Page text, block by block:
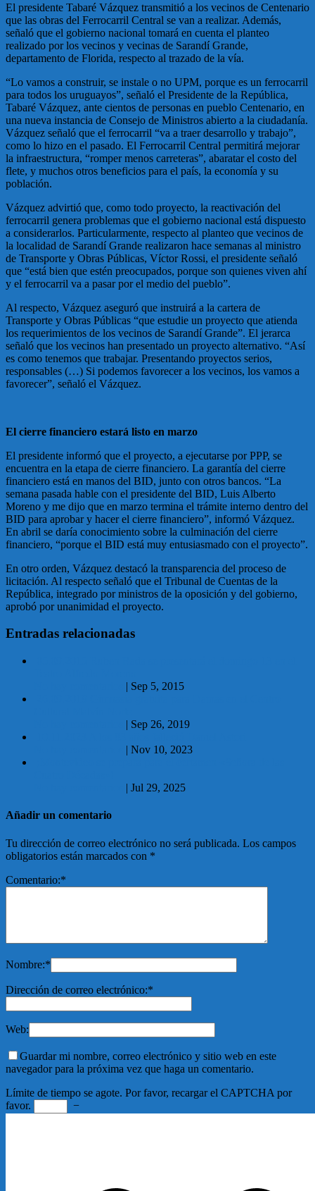
El presidente Tabaré Vázquez transmitió a los vecinos de Centenario
que las obras del Ferrocarril Central se van a realizar. Además,
señaló que el gobierno nacional tomará en cuenta el planteo
realizado por los vecinos y vecinas de Sarandí Grande,
departamento de Florida, respecto al trazado de la vía.
“Lo vamos a construir, se instale o no UPM, porque es un ferrocarril
para todos los uruguayos”, señaló el Presidente de la República,
Tabaré Vázquez, ante cientos de personas en pueblo Centenario, en
una nueva instancia de Consejo de Ministros abierto a la ciudadanía.
Vázquez señaló que el ferrocarril “va a traer desarrollo y trabajo”,
como lo hizo en el pasado. El Ferrocarril Central permitirá mejorar
la infraestructura, “romper menos carreteras”, abaratar el costo del
flete, y muchos otros beneficios para el país, la economía y su
población.
Vázquez advirtió que, como todo proyecto, la reactivación del
ferrocarril genera problemas que el gobierno nacional está dispuesto
a considerarlos. Particularmente, respecto al planteo que vecinos de
la localidad de Sarandí Grande realizaron hace semanas al ministro
de Transporte y Obras Públicas, Víctor Rossi, el presidente señaló
que “está bien que estén preocupados, porque son quienes viven ahí
y el ferrocarril va a pasar por el medio del pueblo”.
Al respecto, Vázquez aseguró que instruirá a la cartera de
Transporte y Obras Públicas “que estudie un proyecto que atienda
los requerimientos de los vecinos de Sarandí Grande”. El jerarca
señaló que los vecinos han presentado un proyecto alternativo. “Así
es como tenemos que trabajar. Presentando proyectos serios,
responsables (…) Si podemos favorecer a los vecinos, los vamos a
favorecer”, señaló el Vázquez.
El cierre financiero estará listo en marzo
El presidente informó que el proyecto, a ejecutarse por PPP, se
encuentra en la etapa de cierre financiero. La garantía del cierre
financiero está en manos del BID, junto con otros bancos. “La
semana pasada hable con el presidente del BID, Luis Alberto
Moreno y me dijo que en marzo termina el trámite interno dentro del
BID para aprobar y hacer el cierre financiero”, informó Vázquez.
En abril se daría conocimiento sobre la culminación del cierre
financiero, “porque el BID está muy entusiasmado con el proyecto”.
En otro orden, Vázquez destacó la transparencia del proceso de
licitación. Al respecto señaló que el Tribunal de Cuentas de la
República, integrado por ministros de la oposición y del gobierno,
aprobó por unanimidad el proyecto.
Entradas relacionadas
| Sep 5, 2015
| Sep 26, 2019
| Nov 10, 2023
| Jul 29, 2025
Añadir un comentario
Tu dirección de correo electrónico no será publicada. Los campos
obligatorios están marcados con *
Comentario:*
Nombre:*
Dirección de correo electrónico:*
Web:
Guardar mi nombre, correo electrónico y sitio web en este
navegador para la próxima vez que haga un comentario.
Límite de tiempo se agote. Por favor, recargar el CAPTCHA por
favor.
−